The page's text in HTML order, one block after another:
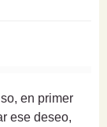
en primer
ese deseo,